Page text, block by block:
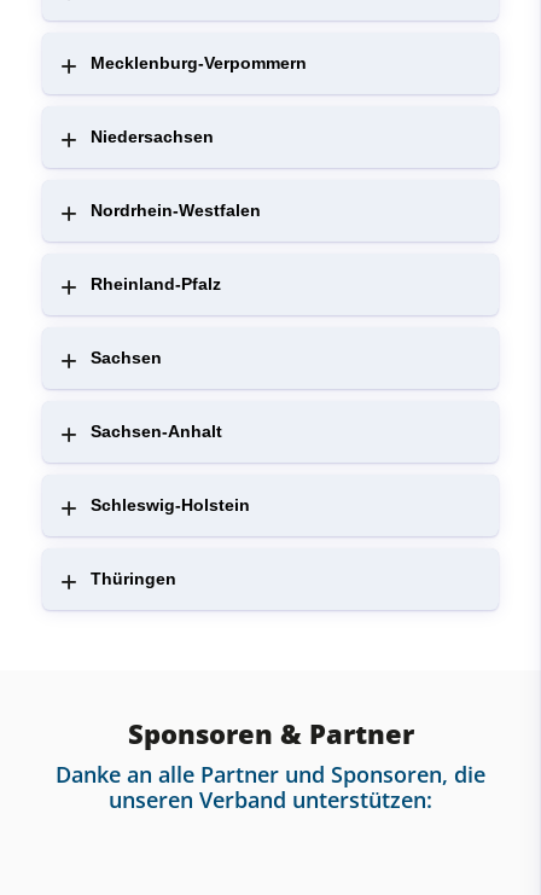
Mecklenburg-Verpommern
Niedersachsen
Nordrhein-Westfalen
Rheinland-Pfalz
Sachsen
Sachsen-Anhalt
Schleswig-Holstein
Thüringen
Sponsoren & Partner
Danke an alle Partner und Sponsoren, die
unseren Verband unterstützen: